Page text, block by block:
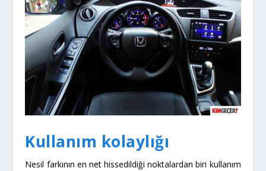
Kullanım kolaylığı
Nesil farkının en net hissedildiği noktalardan biri kullanım